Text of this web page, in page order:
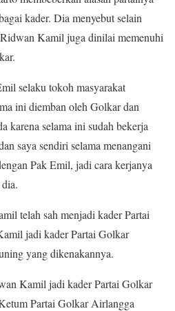
kader. Dia menyebut selain
Kamil juga dinilai memenuhi
selaku tokoh masyarakat
ini diemban oleh Golkar dan
karena selama ini sudah bekerja
saya sendiri selama menangani
Pak Emil, jadi cara kerjanya
telah sah menjadi kader Partai
jadi kader Partai Golkar
yang dikenakannya.
Kamil jadi kader Partai Golkar
Partai Golkar Airlangga